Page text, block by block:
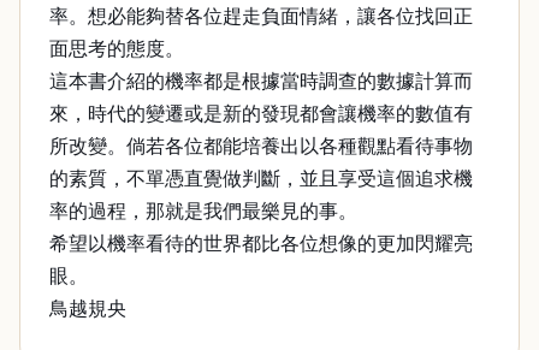
率。想必能夠替各位趕走負面情緒，讓各位找回正
面思考的態度。
這本書介紹的機率都是根據當時調查的數據計算而
來，時代的變遷或是新的發現都會讓機率的數值有
所改變。倘若各位都能培養出以各種觀點看待事物
的素質，不單憑直覺做判斷，並且享受這個追求機
率的過程，那就是我們最樂見的事。
希望以機率看待的世界都比各位想像的更加閃耀亮
眼。
鳥越規央